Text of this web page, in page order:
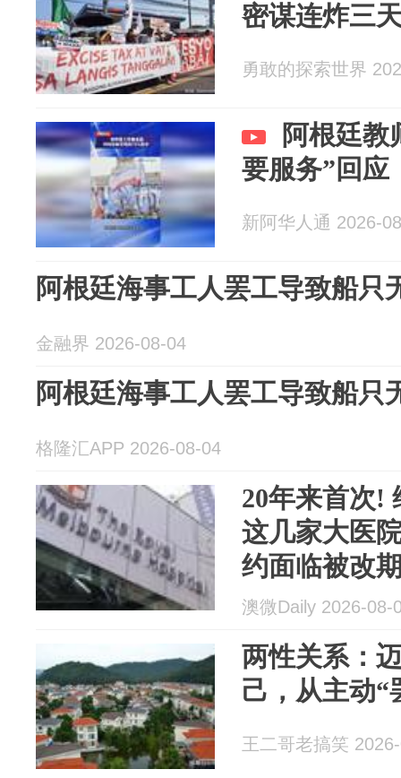
密谋连炸三
勇敢的探索世界
阿根廷教
要服务”回应
新阿华人通 2026-
阿根廷海事工人罢工导致船只
金融界 2026-08-04
阿根廷海事工人罢工导致船只
格隆汇APP 2026-08-04
20年来首次!
这几家大医
约面临被改
澳微Daily 2026-08-
两性关系：
己，从主动“
王二哥老搞笑